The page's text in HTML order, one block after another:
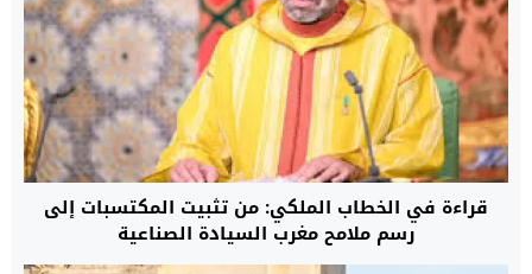
قراءة في الخطاب الملكي: من تثبيت المكتسبات إلى
رسم ملامح مغرب السيادة الصناعية